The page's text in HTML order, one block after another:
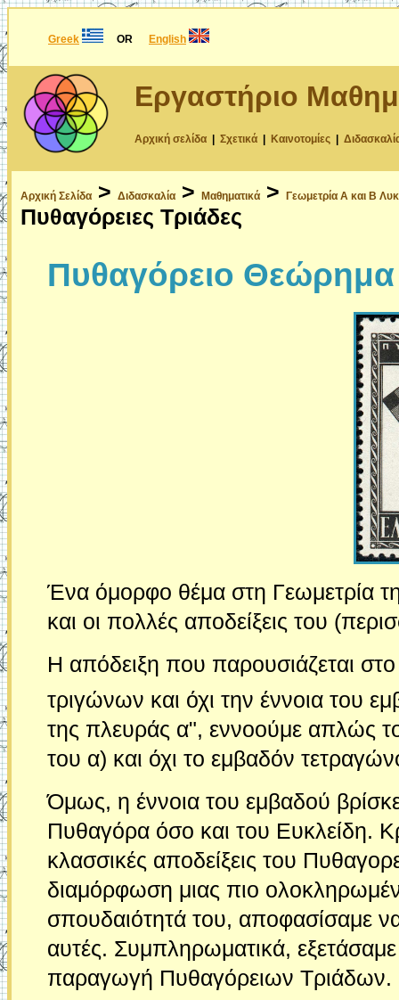
Greek OR English
Εργαστήριο
Αρχική σελίδα Σχετικά Καινοτομίες
Αρχική Σελίδα > Διδασκαλία > Μαθηματικά > Γεωμετρία Α και Β
Πυθαγόρειες Τριάδες
Πυθαγόρειο Θεώρημα
Ένα όμορφο θέμα στη Γεωμετρία
και οι πολλές αποδείξεις του
Η απόδειξη που παρουσιάζεται στο
τριγώνων και όχι την έννοια του
της πλευράς α", εννοούμε απλώς
του α) και όχι το εμβαδόν
Όμως, η έννοια του εμβαδού
Πυθαγόρα όσο και του Ευκλείδη.
κλασσικές αποδείξεις του
διαμόρφωση μιας πιο
σπουδαιότητά του, αποφασίσαμε
αυτές. Συμπληρωματικά,
παραγωγή Πυθαγόρειων Τριάδων.